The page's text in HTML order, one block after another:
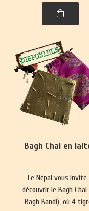
Parallèlement, des
plus complexes ont
classes sociales
aristocratiques.
Bagh Chal en
Le Népal vous invite
découvrir le Bagh Chal
Bagh Bandi), où 4